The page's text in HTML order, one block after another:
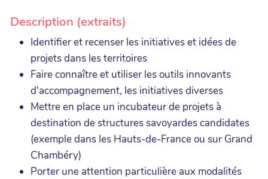
Description (extraits)
Identifier et recenser les initiatives et idées de
projets dans les territoires
Faire connaître et utiliser les outils innovants
d'accompagnement, les initiatives diverses
Mettre en place un incubateur de projets à
destination de structures savoyardes candidates
(exemple dans les Hauts-de-France ou sur Grand
Chambéry)
Porter une attention particulière aux modalités